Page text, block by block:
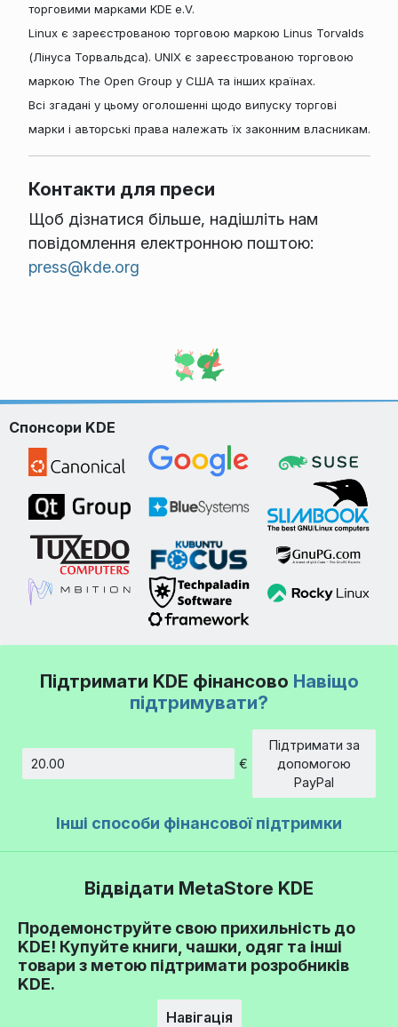
торговими марками KDE e.V.
Linux є зареєстрованою торговою маркою Linus Torvalds
(Лінуса Торвальдса). UNIX є зареєстрованою торговою
маркою The Open Group у США та інших країнах.
Всі згадані у цьому оголошенні щодо випуску торгові
марки і авторські права належать їх законним власникам.
Контакти для преси
Щоб дізнатися більше, надішліть нам
повідомлення електронною поштою:
press@kde.org
Спонсори KDE
Підтримати KDE фінансово Навіщо
підтримувати?
€
Підтримати за
допомогою
PayPal
Інші способи фінансової підтримки
Відвідати MetaStore KDE
Продемонструйте свою прихильність до
KDE! Купуйте книги, чашки, одяг та інші
товари з метою підтримати розробників
KDE.
Навігація